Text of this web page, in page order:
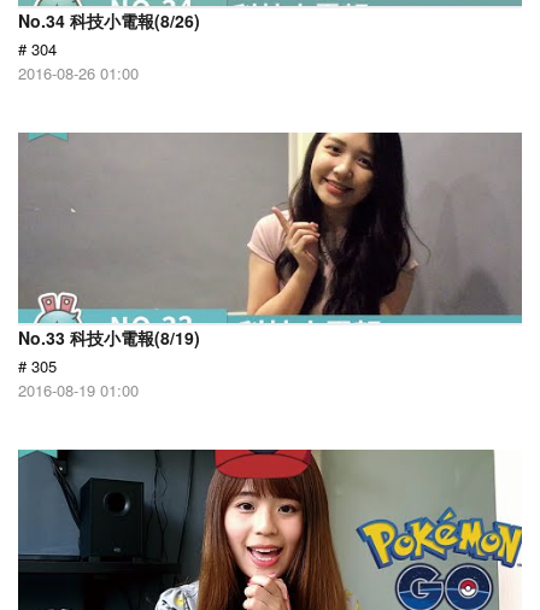
No.34 科技小電報(8/26)
# 304
2016-08-26 01:00
No.33 科技小電報(8/19)
# 305
2016-08-19 01:00